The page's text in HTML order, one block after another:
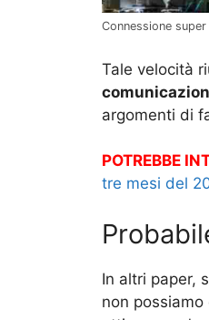
Connessione
Tale velocità
argomenti di
POTREBBE
tre mesi del
In altri paper,
non